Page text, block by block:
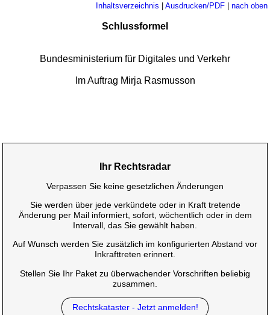
Inhaltsverzeichnis | Ausdrucken/PDF| nach oben
Schlussformel
Bundesministerium für Digitales und Verkehr
Im Auftrag Mirja Rasmusson
Ihr Rechtsradar
Verpassen Sie keine gesetzlichen Änderungen
Sie werden über jede verkündete oder in Kraft tretende
Änderung per Mail informiert, sofort, wöchentlich oder in dem
Intervall, das Sie gewählt haben.
Auf Wunsch werden Sie zusätzlich im konfigurierten Abstand vor
Inkrafttreten erinnert.
Stellen Sie Ihr Paket zu überwachender Vorschriften beliebig
zusammen.
Rechtskataster - Jetzt anmelden!